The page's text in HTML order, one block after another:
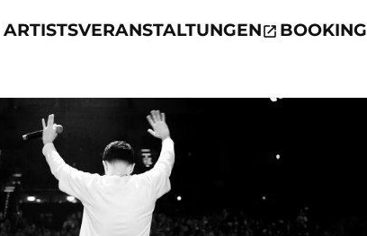
ARTISTSVERANSTALTUNGEN BOOKING